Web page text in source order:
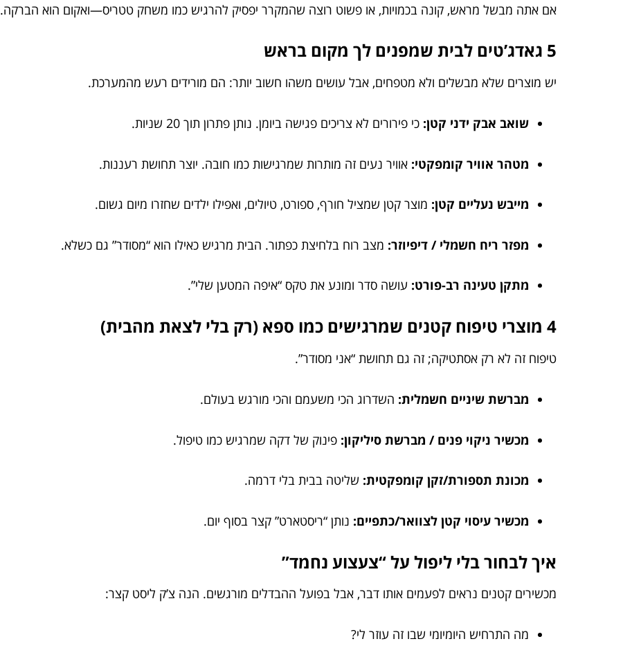
אם אתה מבשל מראש, קונה בכמויות, או פשוט רוצה שהמקרר יפסיק להרגיש כמו משחק טטריס—ואקום הוא הברקה.
5 גאדג’טים לבית שמפנים לך מקום בראש
יש מוצרים שלא מבשלים ולא מטפחים, אבל עושים משהו חשוב יותר: הם מורידים רעש מהמערכת.
שואב אבק ידני קטן: כי פירורים לא צריכים פגישה ביומן. נותן פתרון תוך 20 שניות.
מטהר אוויר קומפקטי: אוויר נעים זה מותרות שמרגישות כמו חובה. יוצר תחושת רעננות.
מייבש נעליים קטן: מוצר קטן שמציל חורף, ספורט, טיולים, ואפילו ילדים שחזרו מיום גשום.
מפזר ריח חשמלי / דיפיוזר: מצב רוח בלחיצת כפתור. הבית מרגיש כאילו הוא “מסודר” גם כשלא.
מתקן טעינה רב-פורט: עושה סדר ומונע את טקס “איפה המטען שלי”.
4 מוצרי טיפוח קטנים שמרגישים כמו ספא (רק בלי לצאת מהבית)
טיפוח זה לא רק אסתטיקה; זה גם תחושת “אני מסודר”.
מברשת שיניים חשמלית: השדרוג הכי משעמם והכי מורגש בעולם.
מכשיר ניקוי פנים / מברשת סיליקון: פינוק של דקה שמרגיש כמו טיפול.
מכונת תספורת/זקן קומפקטית: שליטה בבית בלי דרמה.
מכשיר עיסוי קטן לצוואר/כתפיים: נותן “ריסטארט” קצר בסוף יום.
איך לבחור בלי ליפול על “צעצוע נחמד”
מכשירים קטנים נראים לפעמים אותו דבר, אבל בפועל ההבדלים מורגשים. הנה צ’ק ליסט קצר:
מה התרחיש היומיומי שבו זה עוזר לי?